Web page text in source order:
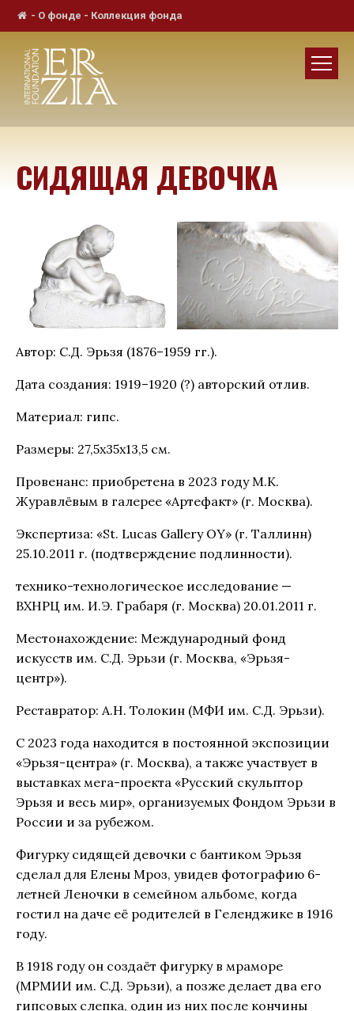
- О фонде - Коллекция фонда
СИДЯЩАЯ ДЕВОЧКА
Автор: С.Д. Эрьзя (1876–1959 гг.).
Дата создания: 1919–1920 (?) авторский отлив.
Материал: гипс.
Размеры: 27,5х35х13,5 см.
Провенанс: приобретена в 2023 году М.К.
Журавлёвым в галерее «Артефакт» (г. Москва).
Экспертиза: «St. Lucas Gallery OY» (г. Таллинн)
25.10.2011 г. (подтверждение подлинности).
технико-технологическое исследование —
ВХНРЦ им. И.Э. Грабаря (г. Москва) 20.01.2011 г.
Местонахождение: Международный фонд
искусств им. С.Д. Эрьзи (г. Москва, «Эрьзя-
центр»).
Реставратор: А.Н. Толокин (МФИ им. С.Д. Эрьзи).
С 2023 года находится в постоянной экспозиции
«Эрьзя-центра» (г. Москва), а также участвует в
выставках мега-проекта «Русский скульптор
Эрьзя и весь мир», организуемых Фондом Эрьзи в
России и за рубежом.
Фигурку сидящей девочки с бантиком Эрьзя
сделал для Елены Мроз, увидев фотографию 6-
летней Леночки в семейном альбоме, когда
гостил на даче её родителей в Геленджике в 1916
году.
В 1918 году он создаёт фигурку в мраморе
(МРМИИ им. С.Д. Эрьзи), а позже делает два его
гипсовых слепка, один из них после кончины